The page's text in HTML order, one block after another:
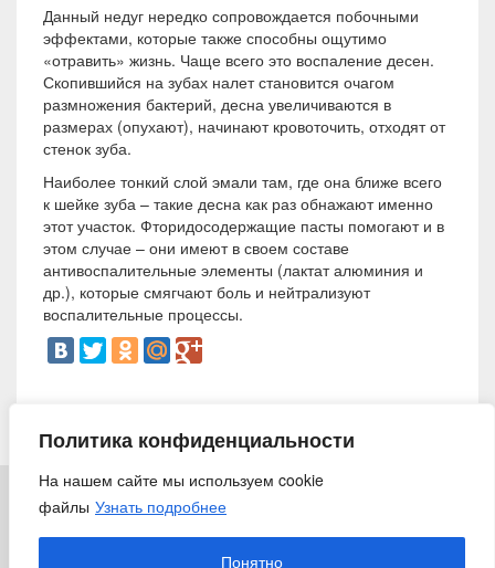
Политика конфиденциальности
На нашем сайте мы используем cookie
файлы Узнать подробнее
Понятно
Данный недуг нередко сопровождается побочными
эффектами, которые также способны ощутимо
«отравить» жизнь. Чаще всего это воспаление десен.
Скопившийся на зубах налет становится очагом
размножения бактерий, десна увеличиваются в
размерах (опухают), начинают кровоточить, отходят от
стенок зуба.
Наиболее тонкий слой эмали там, где она ближе всего
к шейке зуба – такие десна как раз обнажают именно
этот участок. Фторидосодержащие пасты помогают и в
этом случае – они имеют в своем составе
антивоспалительные элементы (лактат алюминия и
др.), которые смягчают боль и нейтрализуют
воспалительные процессы.
© 2018 «Ирригатор.ру» — Никогда не поздно заботиться о
здоровье